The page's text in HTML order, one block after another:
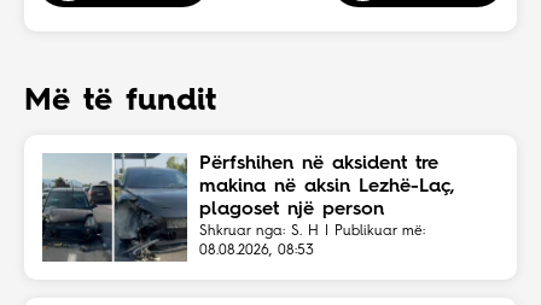
Më të fundit
Përfshihen në aksident tre
makina në aksin Lezhë-Laç,
plagoset një person
Shkruar nga: S. H | Publikuar më:
08.08.2026, 08:53